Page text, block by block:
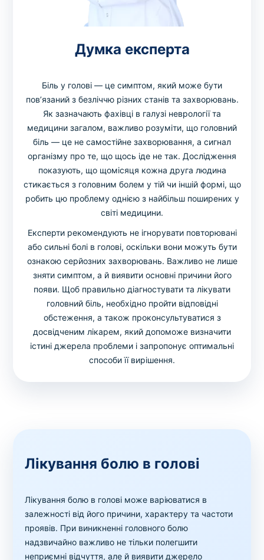
Думка експерта
Біль у голові — це симптом, який може бути
пов’язаний з безліччю різних станів та захворювань.
Як зазначають фахівці в галузі неврології та
медицини загалом, важливо розуміти, що головний
біль — це не самостійне захворювання, а сигнал
організму про те, що щось іде не так. Дослідження
показують, що щомісяця кожна друга людина
стикається з головним болем у тій чи іншій формі, що
робить цю проблему однією з найбільш поширених у
світі медицини.
Експерти рекомендують не ігнорувати повторювані
або сильні болі в голові, оскільки вони можуть бути
ознакою серйозних захворювань. Важливо не лише
зняти симптом, а й виявити основні причини його
появи. Щоб правильно діагностувати та лікувати
головний біль, необхідно пройти відповідні
обстеження, а також проконсультуватися з
досвідченим лікарем, який допоможе визначити
істині джерела проблеми і запропонує оптимальні
способи її вирішення.
Лікування болю в голові
Лікування болю в голові може варіюватися в
залежності від його причини, характеру та частоти
проявів. При виникненні головного болю
надзвичайно важливо не тільки полегшити
неприємні відчуття, але й виявити джерело